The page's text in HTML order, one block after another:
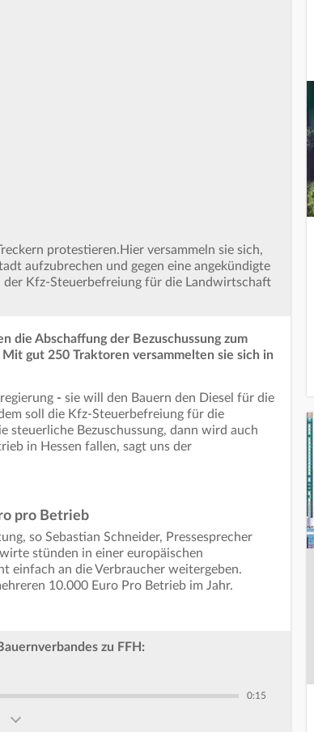
protestieren.Hier versammeln sie sich,
aufzubrechen und gegen eine angekündigte
Kfz-Steuerbefreiung für die Landwirtschaft
die Abschaffung der Bezuschussung zum
gut 250 Traktoren versammelten sie sich in
- sie will den Bauern den Diesel für die
soll die Kfz-Steuerbefreiung für die
steuerliche Bezuschussung, dann wird auch
in Hessen fallen, sagt uns der
pro Betrieb
so Sebastian Schneider, Pressesprecher
stünden in einer europäischen
einfach an die Verbraucher weitergeben.
10.000 Euro Pro Betrieb im Jahr.
zu FFH:
0:15